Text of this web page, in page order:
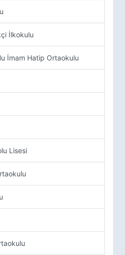
İlkokulu
İmam Hatip Ortaokulu
Lisesi